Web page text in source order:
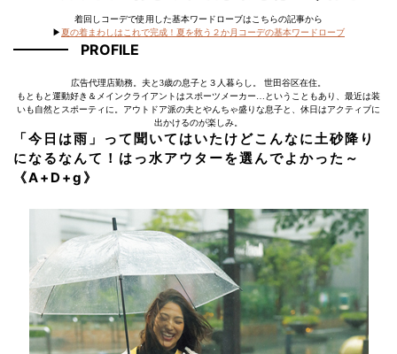
着回しコーデで使用した基本ワードローブはこちらの記事から
▶︎夏の着まわしはこれで完成！夏を救う２か月コーデの基本ワードローブ
PROFILE
広告代理店勤務。夫と3歳の息子と３人暮らし。 世田谷区在住。
もともと運動好き＆メインクライアントはスポーツメーカー…ということもあり、最近は装
いも自然とスポーティに。アウトドア派の夫とやんちゃ盛りな息子と、休日はアクティブに
出かけるのが楽しみ。
「今日は雨」って聞いてはいたけどこんなに土砂降り
になるなんて！はっ水アウターを選んでよかった～
《A+D+g》